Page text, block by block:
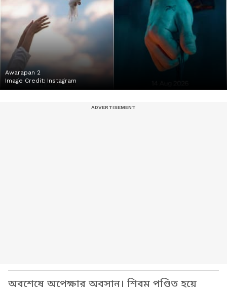
Awarapan 2
Image Credit: Instagram
অবশেষে অপেক্ষার অবসান। শিবম পণ্ডিত হয়ে